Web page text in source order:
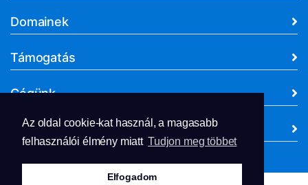
Az oldal cookie-kat használ, a magasabb
felhasználói élmény miatt Tudjon meg többet
Elfogadom
Domainek
Támogatás
Cégünk
Dokumentumok